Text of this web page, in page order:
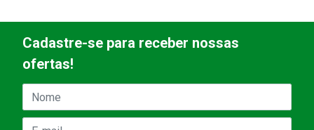
Cadastre-se para receber nossas
ofertas!